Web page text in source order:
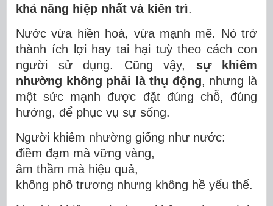
khả năng hiệp nhất và kiên trì.
Nước vừa hiền hoà, vừa mạnh mẽ. Nó trở
thành ích lợi hay tai hại tuỳ theo cách con
người sử dụng. Cũng vậy, sự khiêm
nhường không phải là thụ động, nhưng là
một sức mạnh được đặt đúng chỗ, đúng
hướng, để phục vụ sự sống.
Người khiêm nhường giống như nước:
điềm đạm mà vững vàng,
âm thầm mà hiệu quả,
không phô trương nhưng không hề yếu thế.